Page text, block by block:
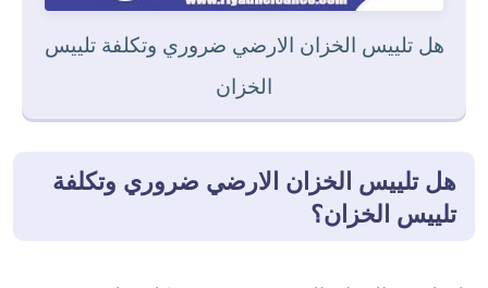
هل تلييس الخزان الارضي ضروري وتكلفة تلييس
الخزان
هل تلييس الخزان الارضي ضروري وتكلفة
تلييس الخزان؟